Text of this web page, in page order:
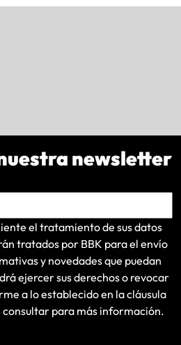
newsletter
el tratamiento de sus datos
tratados por BBK para el envío
y novedades que puedan
ejercer sus derechos o revocar
a lo establecido en lacláusula
consultar para más información.